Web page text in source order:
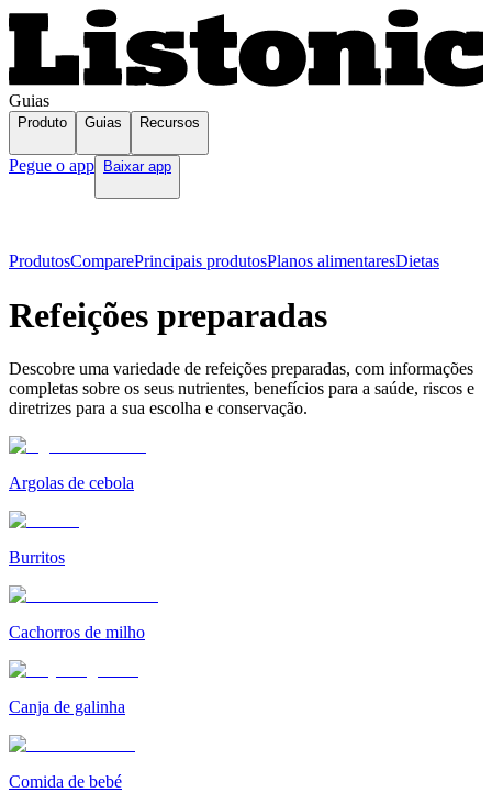
Guias
Produto Guias Recursos
Pegue o app Baixar app
ProdutosComparePrincipais produtosPlanos alimentaresDietas
Refeições preparadas
Descobre uma variedade de refeições preparadas, com informações
completas sobre os seus nutrientes, benefícios para a saúde, riscos e
diretrizes para a sua escolha e conservação.
Argolas de cebola
Burritos
Cachorros de milho
Canja de galinha
Comida de bebé